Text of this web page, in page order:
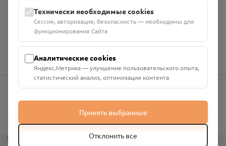
Юридический адрес: 216790, Смоленская область, р-н
Руднянский, г. Рудня, улица Западная, д. 26А, пом. 18
Номер счёта: 40702810901130004287 в АО "АЛЬФА-БАНК"
Кор. счёт: 30101810200000000593
info@pomnim.online
Технически необходимые cookies
Сессия, авторизация, безопасность — необходимы для
функционирования Сайта
Аналитические cookies
Яндекс.Метрика — улучшение пользовательского опыта,
статистический анализ, оптимизация контента
Принять выбранные
Отклонить все